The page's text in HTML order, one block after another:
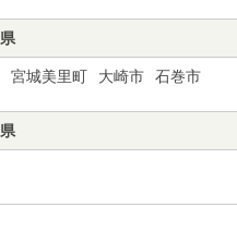
宮城美里町 大崎市 石巻市